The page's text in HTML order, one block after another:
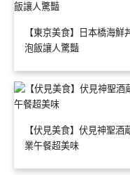
【東京美食】日本橋海
泡飯讓人驚豔
【伏見美食】伏見神聖
業午餐超美味